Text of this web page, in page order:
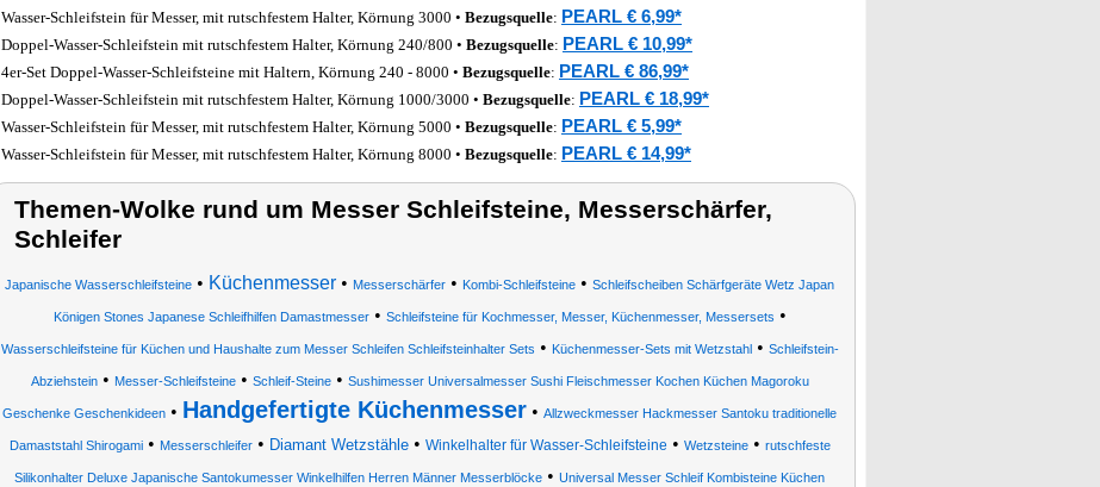
Wasser-Schleifstein für Messer, mit rutschfestem Halter, Körnung 3000 • Bezugsquelle: PEARL € 6,99*
Doppel-Wasser-Schleifstein mit rutschfestem Halter, Körnung 240/800 • Bezugsquelle: PEARL € 10,99*
4er-Set Doppel-Wasser-Schleifsteine mit Haltern, Körnung 240 - 8000 • Bezugsquelle: PEARL € 86,99*
Doppel-Wasser-Schleifstein mit rutschfestem Halter, Körnung 1000/3000 • Bezugsquelle: PEARL € 18,99*
Wasser-Schleifstein für Messer, mit rutschfestem Halter, Körnung 5000 • Bezugsquelle: PEARL € 5,99*
Wasser-Schleifstein für Messer, mit rutschfestem Halter, Körnung 8000 • Bezugsquelle: PEARL € 14,99*
Themen-Wolke rund um Messer Schleifsteine, Messerschärfer,
Schleifer
Japanische Wasserschleifsteine • Küchenmesser • Messerschärfer • Kombi-Schleifsteine • Schleifscheiben Schärfgeräte Wetz Japan
Königen Stones Japanese Schleifhilfen Damastmesser• Schleifsteine für Kochmesser, Messer, Küchenmesser, Messersets •
Wasserschleifsteine für Küchen und Haushalte zum Messer Schleifen Schleifsteinhalter Sets • Küchenmesser-Sets mit Wetzstahl• Schleifstein-
Abziehstein• Messer-Schleifsteine• Schleif-Steine• Sushimesser Universalmesser Sushi Fleischmesser Kochen Küchen Magoroku
Geschenke Geschenkideen • Handgefertigte Küchenmesser • Allzweckmesser Hackmesser Santoku traditionelle
Damaststahl Shirogami• Messerschleifer• Diamant Wetzstähle• Winkelhalter für Wasser-Schleifsteine • Wetzsteine• rutschfeste
Silikonhalter Deluxe Japanische Santokumesser Winkelhilfen Herren Männer Messerblöcke • Universal Messer Schleif Kombisteine Küchen